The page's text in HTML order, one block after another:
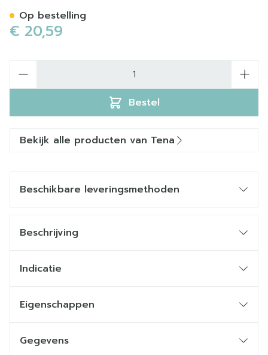
€ 20,59
Bestel
Op bestelling
Bekijk alle producten van Tena
Beschikbare leveringsmethoden
Beschrijving
Indicatie
Eigenschappen
Gegevens